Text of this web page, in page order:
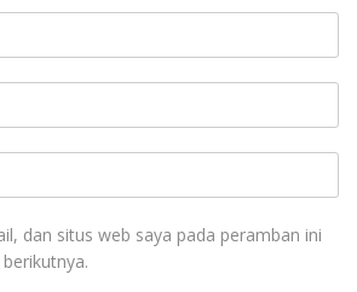
dan situs web saya pada peramban ini